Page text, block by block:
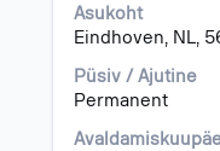
Asukoht
Eindhoven, NL,
Püsiv / Ajutine
Permanent
kuvamiseks
valige
tühikuklahviga.